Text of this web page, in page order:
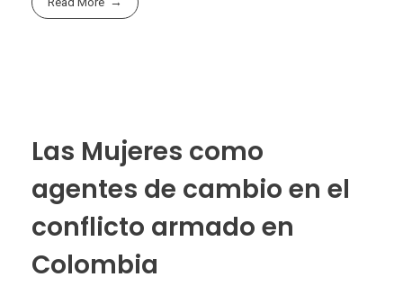
Las Mujeres como
agentes de cambio en el
conflicto armado en
Colombia